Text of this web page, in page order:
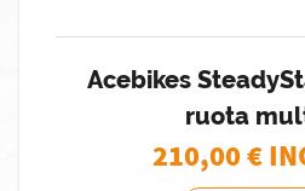
Acebikes
ruota
210,00€